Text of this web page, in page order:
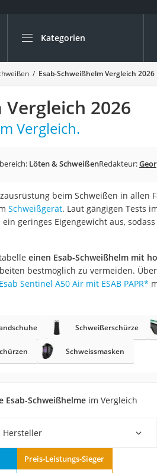
Kategorien
Die beliebtesten Vergleiche nach
Baumarkt
Tresor feuerfest
Makita-Akku-Rasenmäher
Kappsäge
Smartes Türschloss
Akku-Rasentrimmer
Split-Klimaanlage 2 Innengeräte
Pelletofen
Tiefbrunnenpumpe
Fliesenschneider
Überwachungskamera
Benzinrasenmäher mit Elektrostart
Winterharte Palmen
Gasdurchlauferhitzer
Service
Esab-Schweißhelm Vergleich 2026
2026
Vergleich.
Löten & SchweißenRedakteur:
beim Schweißen in allen
Schweißgerät. Laut gängigen Tests
geringes Eigengewicht aus,
einen Esab-Schweißhelm mit
bestmöglich zu vermeiden.
Esab Sentinel A50 Air mit ESAB PAPR*
Schweißerschürze
Schweissmasken
Esab-Schweißhelme im Vergleich
Hersteller
Preis-Leistungs-Sieger